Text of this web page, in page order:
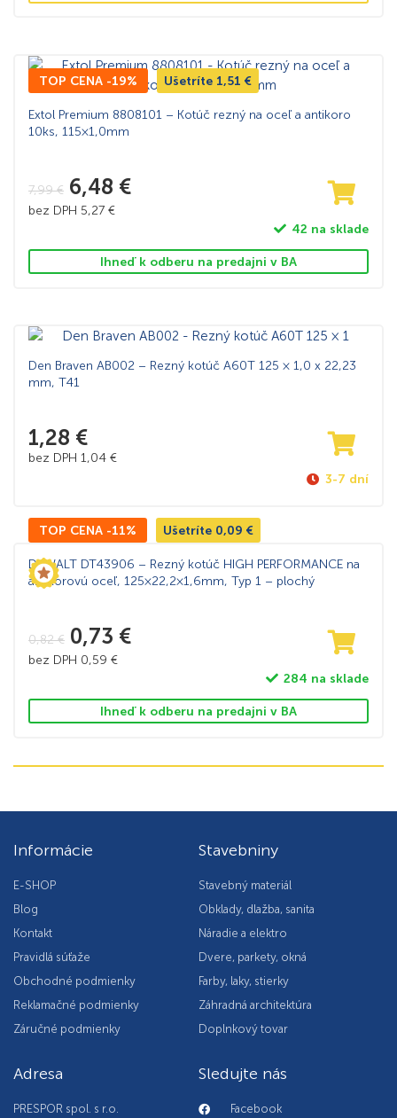
TOP CENA -19% Ušetríte 1,51 €
Extol Premium 8808101 – Kotúč rezný na oceľ a antikoro
10ks, 115×1,0mm
7,99€ 6,48 €
bez DPH 5,27 €
42 na sklade
Ihneď k odberu na predajni v BA
Den Braven AB002 – Rezný kotúč A60T 125 × 1,0 x 22,23
mm, T41
1,28 €
bez DPH 1,04 €
3-7 dní
TOP CENA -11% Ušetríte 0,09 €
DeWALT DT43906 – Rezný kotúč HIGH PERFORMANCE na
antikorovú oceľ, 125×22,2×1,6mm, Typ 1 – plochý
0,82€ 0,73 €
bez DPH 0,59 €
284 na sklade
Ihneď k odberu na predajni v BA
Informácie
E-SHOP
Blog
Kontakt
Pravidlá súťaže
Obchodné podmienky
Reklamačné podmienky
Záručné podmienky
Stavebniny
Stavebný materiál
Obklady, dlažba, sanita
Náradie a elektro
Dvere, parkety, okná
Farby, laky, stierky
Záhradná architektúra
Doplnkový tovar
Adresa
PRESPOR spol. s r.o.
Sledujte nás
Facebook